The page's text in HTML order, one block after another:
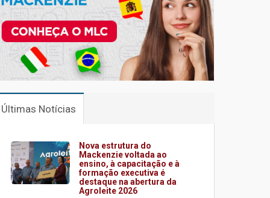
Últimas Notícias
Nova estrutura do
Mackenzie voltada ao
ensino, à capacitação e à
formação executiva é
destaque na abertura da
Agroleite 2026